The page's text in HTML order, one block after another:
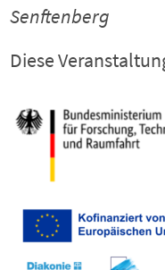
Senftenberg
Diese